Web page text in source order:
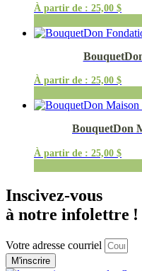
À partir de : 25,00 $
À partir de : 25,00 $
BouquetDon
À partir de : 25,00 $
Inscivez-vous
à notre infolettre !
Votre adresse courriel
M'inscrire